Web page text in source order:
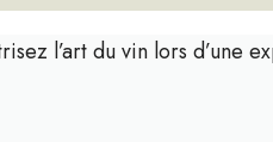
l’art du vin lors d’une